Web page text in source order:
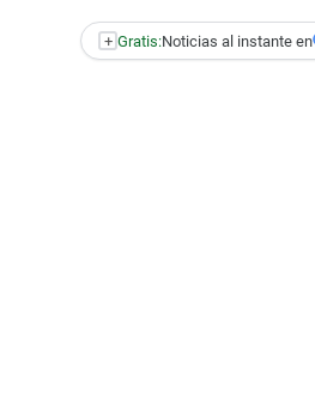
+ Gratis:Noticias al instante en